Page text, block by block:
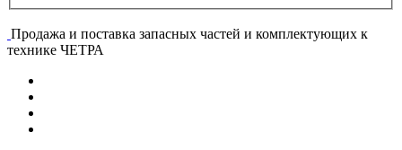
Продажа и поставка запасных частей и комплектующих к
технике ЧЕТРА